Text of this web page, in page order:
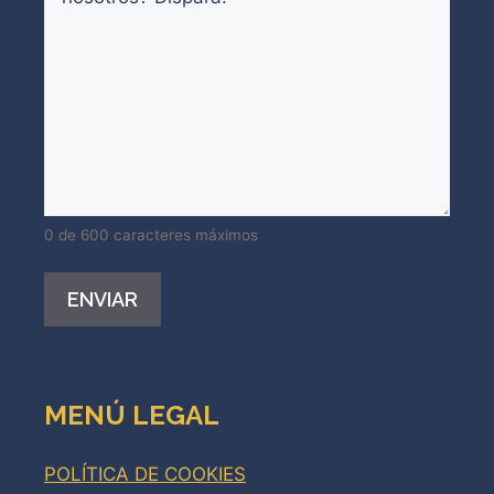
0 de 600 caracteres máximos
MENÚ LEGAL
POLÍTICA DE COOKIES